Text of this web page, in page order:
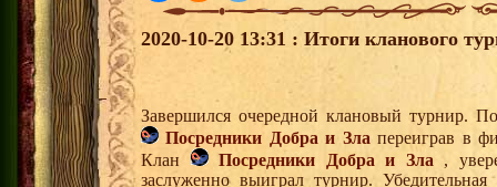
2020-10-20 13:31 : Итоги кланового
Завершился очередной клановый турнир.
Посредники Добра и Зла переиграв в
Клан
Посредники Добра и Зла ,
заслуженно выиграл турнир.